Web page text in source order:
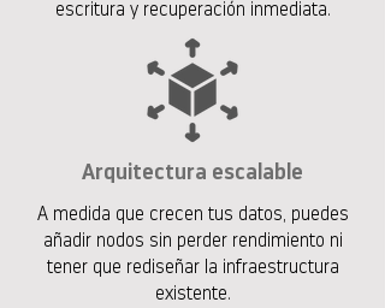
escritura y recuperación inmediata.
Arquitectura escalable
A medida que crecen tus datos, puedes
añadir nodos sin perder rendimiento ni
tener que rediseñar la infraestructura
existente.